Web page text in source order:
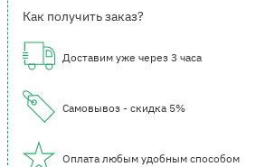
Как получить заказ?
Доставим уже через 3 часа
Самовывоз - скидка 5%
Оплата любым удобным способом